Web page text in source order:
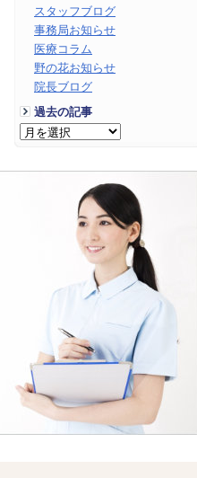
スタッフブログ
事務局お知らせ
医療コラム
野の花お知らせ
院長ブログ
過去の記事